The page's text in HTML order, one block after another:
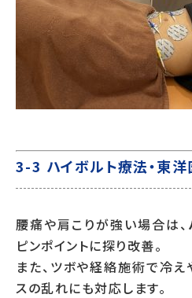
3-3 ハイボルト療法・東洋
腰痛や肩こりが強い場合は、
ピンポイントに探り改善。
また、ツボや経絡施術で冷え
スの乱れにも対応します。